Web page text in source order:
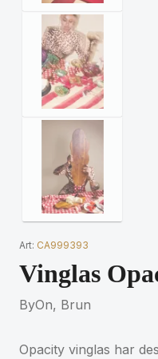
Art: CA999393
Vinglas
ByOn, Brun
Opacity vinglas har